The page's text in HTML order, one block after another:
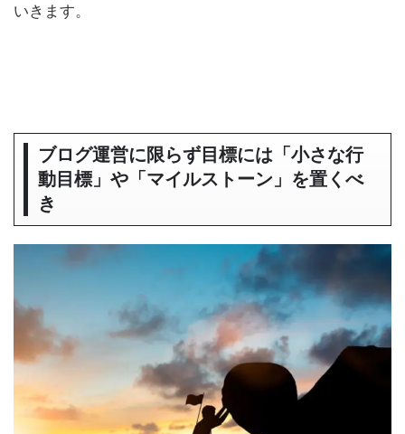
いきます。
ブログ運営に限らず目標には「小さな行
動目標」や「マイルストーン」を置くべ
き